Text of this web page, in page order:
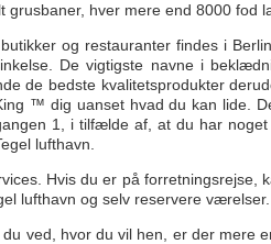
grusbaner, hver mere end 8000 fod
og restauranter findes i
De vigtigste navne i
de bedste kvalitetsprodukter
™ dig uanset hvad du kan lide.
1, i tilfælde af, at du har
lufthavn.
Hvis du er på forretningsrejse,
lufthavn og selv reservere værelser.
ved, hvor du vil hen, er der mere